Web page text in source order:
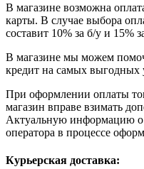
В магазине возможна
карты. В случае выбора
составит 10% за б/у и 15%
В магазине мы можем
кредит на самых выгодных
При оформлении оплаты
магазин вправе взимать
Актуальную информацию о
оператора в процессе
Курьерская доставка: